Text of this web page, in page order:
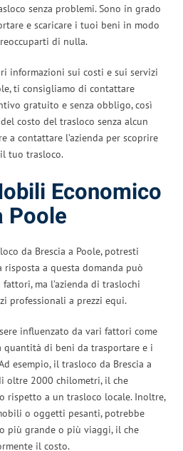
senza problemi. Sono in grado
e scaricare i tuoi beni in modo
di nulla.
informazioni sui costi e sui servizi
ti consigliamo di contattare
gratuito e senza obbligo, così
costo del trasloco senza alcun
a contattare l’azienda per scoprire
tuo trasloco.
Economico
Poole
da Brescia a Poole, potresti
a questa domanda può
ma l’azienda di traslochi
professionali a prezzi equi.
influenzato da vari fattori come
quantità di beni da trasportare e i
esempio, il trasloco da Brescia a
oltre 2000 chilometri, il che
rispetto a un trasloco locale. Inoltre,
o oggetti pesanti, potrebbe
più grande o più viaggi, il che
il costo.